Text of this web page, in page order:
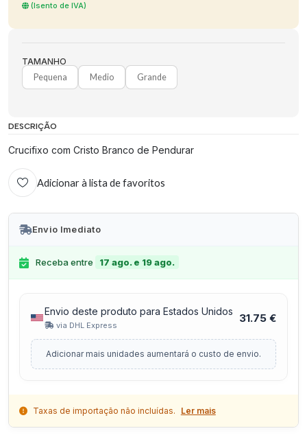
(Isento de IVA)
TAMANHO
Pequena
Medio Grande
DESCRIÇÃO
Crucifixo com Cristo Branco de Pendurar
Adicionar à lista de favoritos
Envio Imediato
Receba entre 17 ago. e 19 ago.
Envio deste produto para Estados Unidos
via DHL Express
31.75 €
Adicionar mais unidades aumentará o custo de envio.
Taxas de importação não incluídas. Ler mais